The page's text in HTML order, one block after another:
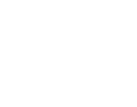
приятный материал. Плотно
подушка в виде какашки
и взрослых